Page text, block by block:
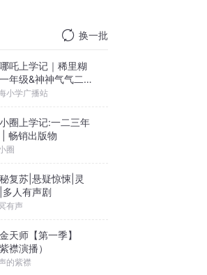
换一批
吒上学记｜稀里糊
年级&神神气气二年
小学广播站
圈上学记:一二三年
| 畅销出版物
圈
复苏|悬疑惊悚|灵
多人有声剧
有声
天师【第一季】
紫襟演播）
的紫襟